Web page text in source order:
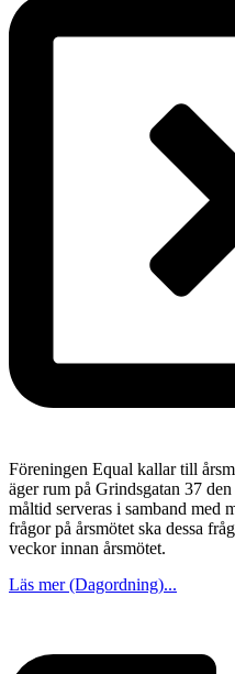
Föreningen Equal kallar till
äger rum på Grindsgatan 37
måltid serveras i samband med
frågor på årsmötet ska dessa
veckor innan årsmötet.
Läs mer (Dagordning)...